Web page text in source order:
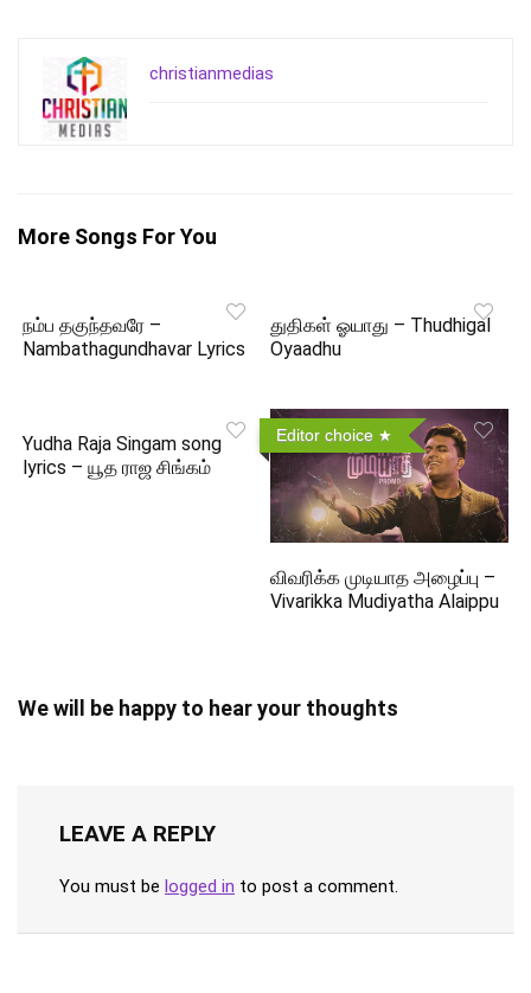
christianmedias
More Songs For You
நம்ப தகுந்தவரே –
Nambathagundhavar Lyrics
துதிகள் ஓயாது – Thudhigal
Oyaadhu
Yudha Raja Singam song
lyrics – யூத ராஜ சிங்கம்
Editor choice
விவரிக்க முடியாத அழைப்பு –
Vivarikka Mudiyatha Alaippu
We will be happy to hear your thoughts
LEAVE A REPLY
You must be logged in to post a comment.